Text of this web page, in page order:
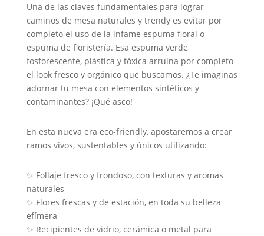
Una de las claves fundamentales para lograr
caminos de mesa naturales y trendy es evitar por
completo el uso de la infame espuma floral o
espuma de floristería. Esa espuma verde
fosforescente, plástica y tóxica arruina por completo
el look fresco y orgánico que buscamos. ¿Te imaginas
adornar tu mesa con elementos sintéticos y
contaminantes? ¡Qué asco!
En esta nueva era eco-friendly, apostaremos a crear
ramos vivos, sustentables y únicos utilizando:
✨ Follaje fresco y frondoso, con texturas y aromas
naturales
✨ Flores frescas y de estación, en toda su belleza
efímera
✨ Recipientes de vidrio, cerámica o metal para